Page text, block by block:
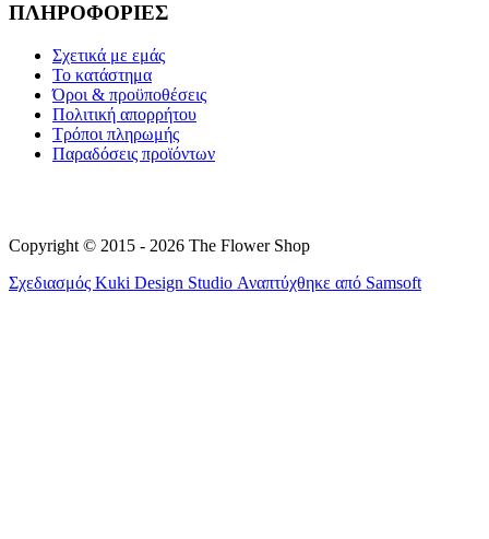
ΠΛΗΡΟΦΟΡΙΕΣ
Σχετικά με εμάς
Το κατάστημα
Όροι & προϋποθέσεις
Πολιτική απορρήτου
Τρόποι πληρωμής
Παραδόσεις προϊόντων
Copyright © 2015 - 2026 The Flower Shop
Σχεδιασμός Kuki Design Studio Αναπτύχθηκε από Samsoft